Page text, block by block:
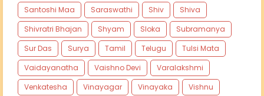
Santoshi Maa
Saraswathi Shiv
Shiva
Shivratri Bhajan
Shyam Sloka
Subramanya
Sur Das
Surya Tamil Telugu
Tulsi Mata
Vaidayanatha
Vaishno Devi
Varalakshmi
Venkatesha
Vinayagar Vinayaka
Vishnu